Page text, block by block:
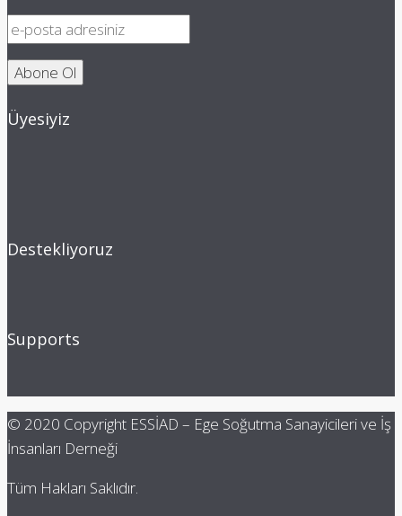
Üyesiyiz
Destekliyoruz
Supports
© 2020 Copyright ESSİAD – Ege Soğutma Sanayicileri ve İş
İnsanları Derneği
Tüm Hakları Saklıdır.